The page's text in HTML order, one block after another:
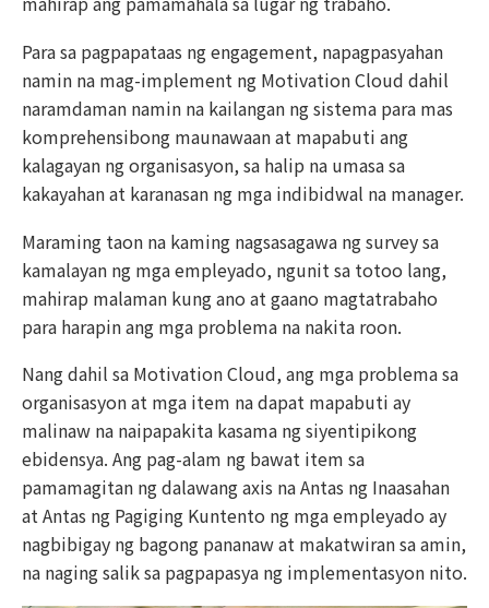
Para sa pagpapataas ng engagement, napagpasyahan
namin na mag-implement ng Motivation Cloud dahil
naramdaman namin na kailangan ng sistema para mas
komprehensibong maunawaan at mapabuti ang
kalagayan ng organisasyon, sa halip na umasa sa
kakayahan at karanasan ng mga indibidwal na manager.
Maraming taon na kaming nagsasagawa ng survey sa
kamalayan ng mga empleyado, ngunit sa totoo lang,
mahirap malaman kung ano at gaano magtatrabaho
para harapin ang mga problema na nakita roon.
Nang dahil sa Motivation Cloud, ang mga problema sa
organisasyon at mga item na dapat mapabuti ay
malinaw na naipapakita kasama ng siyentipikong
ebidensya. Ang pag-alam ng bawat item sa
pamamagitan ng dalawang axis na Antas ng Inaasahan
at Antas ng Pagiging Kuntento ng mga empleyado ay
nagbibigay ng bagong pananaw at makatwiran sa amin,
na naging salik sa pagpapasya ng implementasyon nito.